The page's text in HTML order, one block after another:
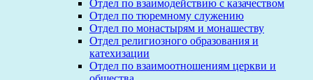
Отдел по взаимодействию с казачеством
Отдел по тюремному служению
Отдел по монастырям и монашеству
Отдел религиозного образования и
катехизации
Отдел по взаимоотношениям церкви и